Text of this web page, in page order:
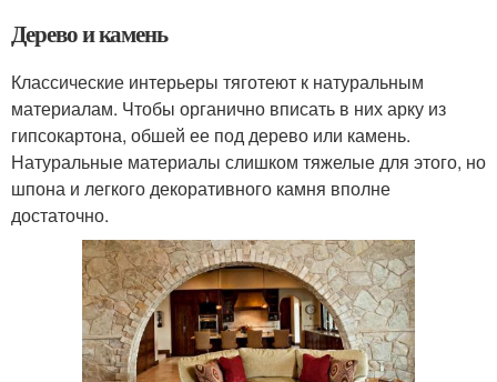
Дерево и камень
Классические интерьеры тяготеют к натуральным
материалам. Чтобы органично вписать в них арку из
гипсокартона, обшей ее под дерево или камень.
Натуральные материалы слишком тяжелые для этого, но
шпона и легкого декоративного камня вполне
достаточно.